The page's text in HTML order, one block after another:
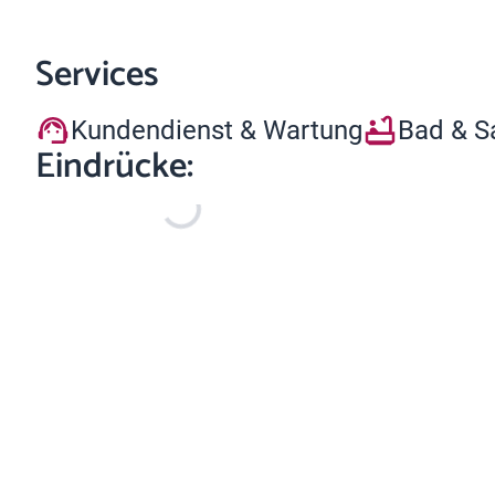
Services
Kundendienst & Wartung Bad &
Eindrücke: